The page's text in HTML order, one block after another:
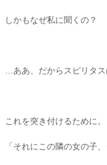
しかもなぜ私に聞くの？
…ああ、だからスピリタ
これを突き付けるために。
「それにこの隣の女の子